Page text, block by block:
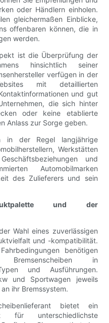
oder Händlern einholen.
gleichermaßen Einblicke,
offenbaren können, die in
werden.
ist die Überprüfung der
hinsichtlich seiner
verfügen in der
mit detaillierten
und gut
die sich hinter
oder keine etablierte
Anlass zur Sorge geben.
in der Regel langjährige
Werkstätten
und
Automobilmarken
des Zulieferers und sein
und der
Wahl eines zuverlässigen
und -kompatibilität.
benötigen
Bremsenscheiben in
und Ausführungen.
und Sportwagen jeweils
ihr Bremssystem.
bietet ein
für unterschiedlichste